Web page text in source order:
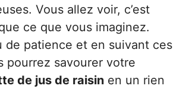
Vous allez voir, c’est
ce que vous imaginez.
de patience et en suivant ces
pourrez savourer votre
de jus de raisin en un rien